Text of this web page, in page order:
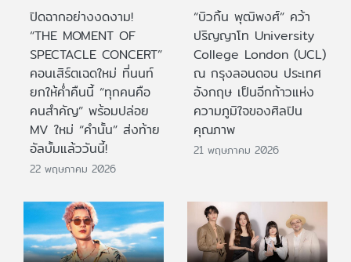
ปิดฉากอย่างงดงาม!
“THE MOMENT OF
SPECTACLE CONCERT”
คอนเสิร์ตเฉดใหม่ ที่นนท์
ยกให้ค่ำคืนนี้ “ทุกคนคือ
คนสำคัญ” พร้อมปล่อย
MV ใหม่ “คำนั้น” ส่งท้าย
อัลบั้มแล้ววันนี้!
22 พฤษภาคม 2026
“บิวกิ้น พุฒิพงศ์” คว้า
ปริญญาโท University
College London (UCL)
ณ กรุงลอนดอน ประเทศ
อังกฤษ เป็นอีกก้าวแห่ง
ความภูมิใจของศิลปิน
คุณภาพ
21 พฤษภาคม 2026